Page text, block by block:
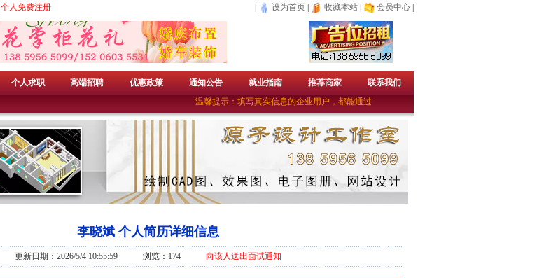
个人免费注册 设为首页 收藏本站 会员中心
个人求职 高端招聘 优惠政策 通知公告 就业指南 推荐商家
联系我们
温馨提示：填写真实信息的企业用户，都能通过管理员的审核成为免费的企业会员。——上杭人
李晓斌 个人简历详细信息
更新日期：2026/5/4 10:55:59 浏览：174 向该人送出面试通知